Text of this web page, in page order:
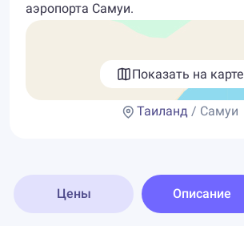
аэропорта Самуи.
Показать на карте
Таиланд / Самуи
Цены Описание